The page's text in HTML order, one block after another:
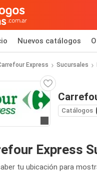
Nuevos catálogos
Express Sucursales
Catálogos
Express
tu ubicación para